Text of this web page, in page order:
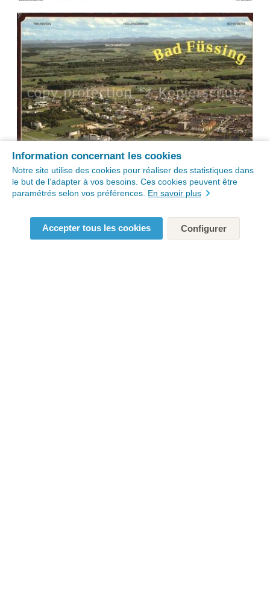
Information concernant les cookies
Notre site utilise des cookies pour réaliser des statistiques dans
le but de l’adapter à vos besoins. Ces cookies peuvent être
paramétrés selon vos préférences. En savoir plus
Accepter tous les cookies Configurer